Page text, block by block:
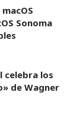
Sonoma
celebra los
de Wagner